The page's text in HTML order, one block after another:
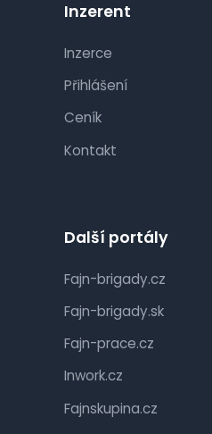
Inzerent
Inzerce
Přihlášení
Ceník
Kontakt
Další portály
Fajn-brigady.cz
Fajn-brigady.sk
Fajn-prace.cz
Inwork.cz
Fajnskupina.cz